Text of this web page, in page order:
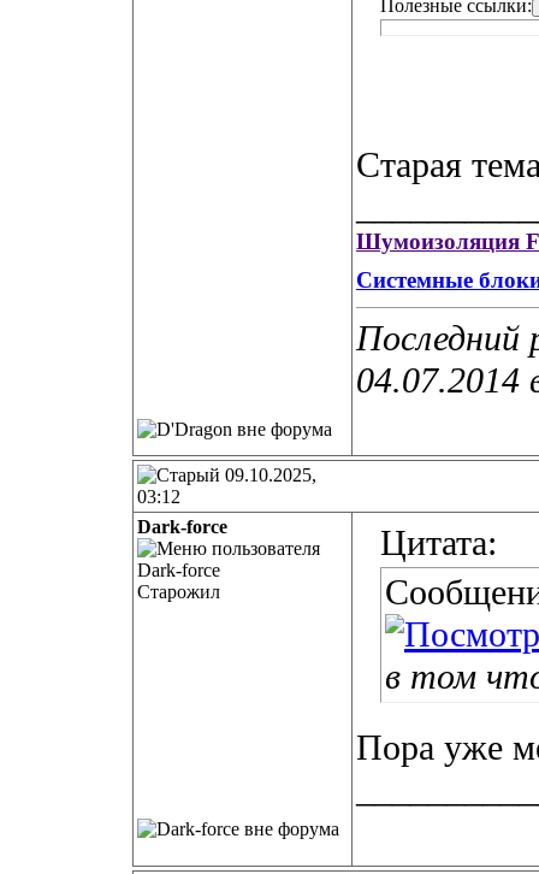
Полезные ссылки:
Старая
Шумоизоляция
Системные
Последний
04.07.2014
09.10.2025,
03:12
Dark-force
Старожил
Цитата:
в том
Пора уже